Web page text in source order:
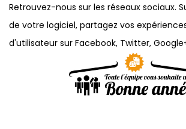
Retrouvez-nous sur les réseaux sociaux.
de votre logiciel, partagez vos
d'utilisateur sur Facebook, Twitter,